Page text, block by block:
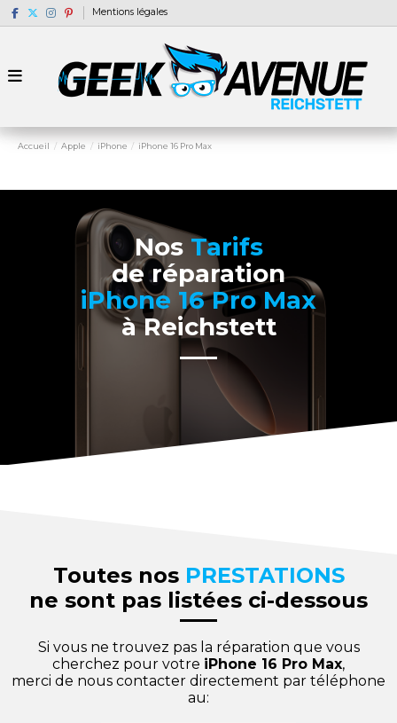
Mentions légales
Accueil Apple iPhone iPhone 16 Pro Max
Nos Tarifs
de réparation
iPhone 16 Pro Max
à Reichstett
Toutes nos PRESTATIONS
ne sont pas listées ci-dessous
Si vous ne trouvez pas la réparation que vous
cherchez pour votre iPhone 16 Pro Max,
merci de nous contacter directement par téléphone
au: